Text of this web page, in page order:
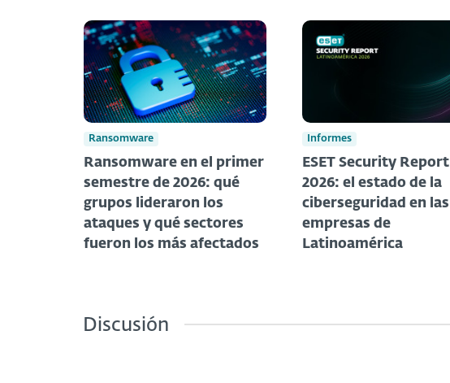
Ransomware
Ransomware en el primer
semestre de 2026: qué
grupos lideraron los
ataques y qué sectores
fueron los más afectados
Informes
ESET Security Report
2026: el estado de la
ciberseguridad en las
empresas de
Latinoamérica
Discusión